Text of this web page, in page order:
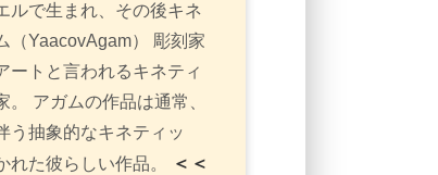
ルで生まれ、その後キネ
（YaacovAgam） 彫刻家
ートと言われるキネティ
アガムの作品は通常、
う抽象的なキネティッ
れた彼らしい作品。
＜＜